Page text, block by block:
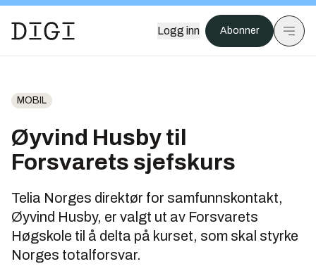
Logg inn Abonner
MOBIL
Øyvind Husby til
Forsvarets sjefskurs
Telia Norges direktør for samfunnskontakt,
Øyvind Husby, er valgt ut av Forsvarets
Høgskole til å delta på kurset, som skal styrke
Norges totalforsvar.